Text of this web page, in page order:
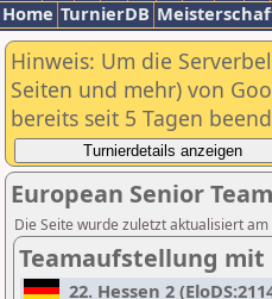
Home TurnierDB
Hinweis: Um die
Seiten und mehr) von
bereits seit 5 Tagen
European Senior
Die Seite wurde zuletzt aktualisiert
Teamaufstellung mit
22. Hessen 2